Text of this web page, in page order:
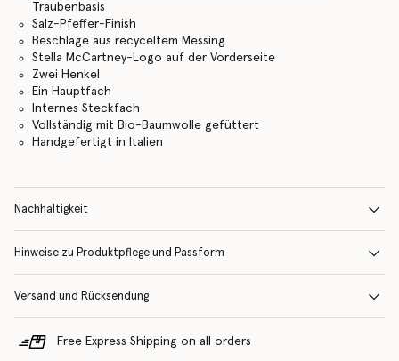
Traubenbasis
Salz-Pfeffer-Finish
Beschläge aus recyceltem Messing
Stella McCartney-Logo auf der Vorderseite
Zwei Henkel
Ein Hauptfach
Internes Steckfach
Vollständig mit Bio-Baumwolle gefüttert
Handgefertigt in Italien
Nachhaltigkeit
Hinweise zu Produktpflege und Passform
Versand und Rücksendung
Free Express Shipping on all orders